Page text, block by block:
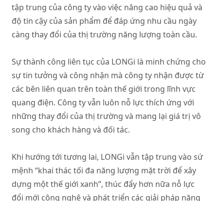
tập trung của công ty vào việc nâng cao hiệu quả và
độ tin cậy của sản phẩm để đáp ứng nhu cầu ngày
càng thay đổi của thị trường năng lượng toàn cầu.
Sự thành công liên tục của LONGi là minh chứng cho
sự tin tưởng và công nhận mà công ty nhận được từ
các bên liên quan trên toàn thế giới trong lĩnh vực
quang điện. Công ty vẫn luôn nỗ lực thích ứng với
những thay đổi của thị trường và mang lại giá trị vô
song cho khách hàng và đối tác.
Khi hướng tới tương lai, LONGi vẫn tập trung vào sứ
mệnh “khai thác tối đa năng lượng mặt trời để xây
dựng một thế giới xanh”, thúc đẩy hơn nữa nỗ lực
đổi mới công nghệ và phát triển các giải pháp năng